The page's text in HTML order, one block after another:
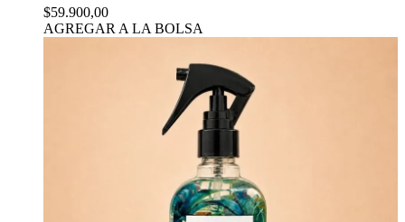
$59.900,00
AGREGAR A LA BOLSA